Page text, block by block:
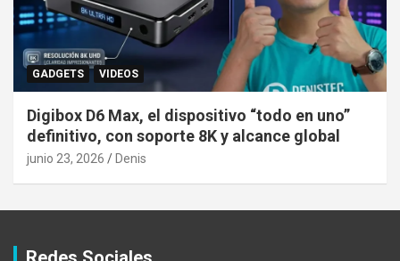
GADGETS VIDEOS
Digibox D6 Max, el dispositivo “todo en uno”
definitivo, con soporte 8K y alcance global
junio 23, 2026 Denis